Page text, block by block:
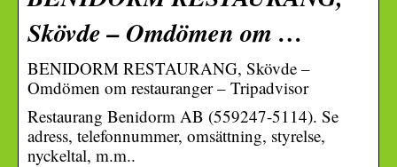
Skövde – Omdömen om …
BENIDORM RESTAURANG, Skövde –
Omdömen om restauranger – Tripadvisor
Restaurang Benidorm AB (559247-5114). Se
adress, telefonnummer, omsättning, styrelse,
nyckeltal, m.m..